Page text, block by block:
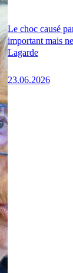
Le choc causé
important mais
Lagarde
23.06.2026